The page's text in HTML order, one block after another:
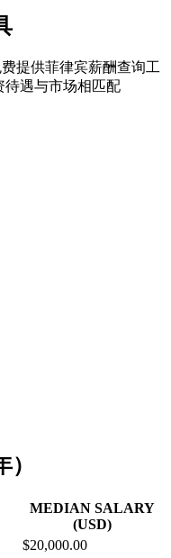
提供菲律宾薪酬查询工
待遇与市场相匹配
MEDIAN SALARY
(USD)
$20,000.00